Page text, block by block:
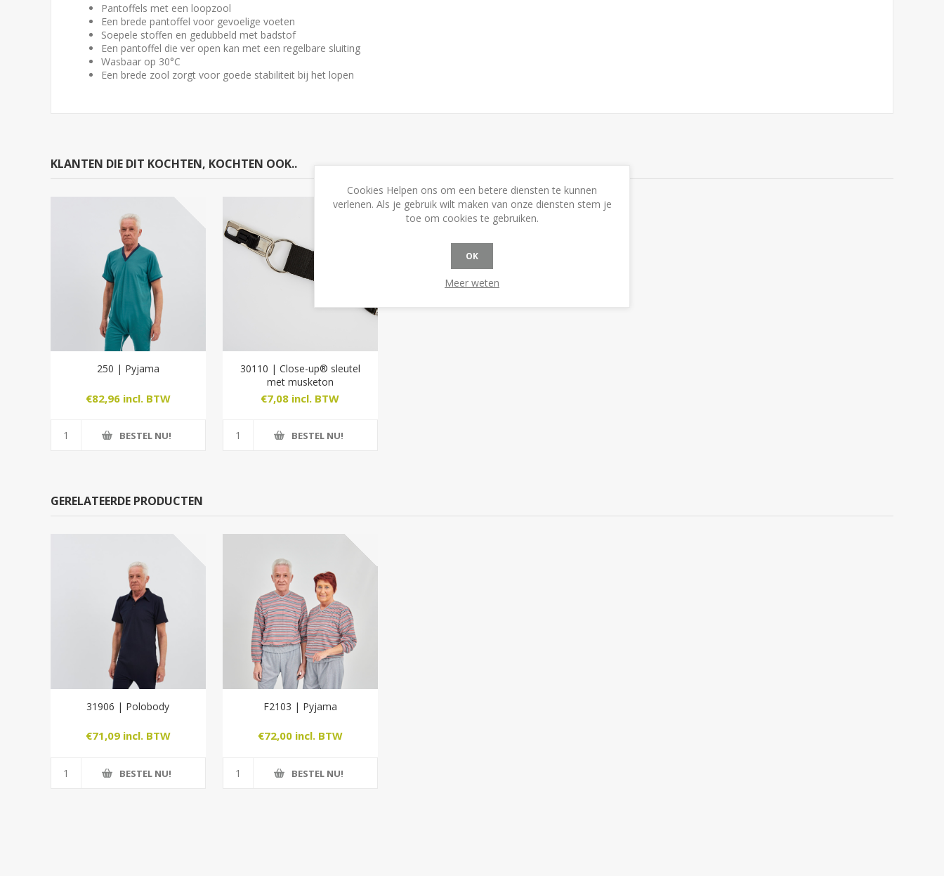
Pantoffels met een loopzool
Een brede pantoffel voor gevoelige voeten
Soepele stoffen en gedubbeld met badstof
Een pantoffel die ver open kan met een regelbare sluiting
Wasbaar op 30°C
Een brede zool zorgt voor goede stabiliteit bij het lopen
KLANTEN DIE DIT KOCHTEN, KOCHTEN OOK..
250 | Pyjama
€82,96 incl. BTW
BESTEL NU!
30110 | Close-up® sleutel
met musketon
€7,08 incl. BTW
BESTEL NU!
GERELATEERDE PRODUCTEN
31906 | Polobody
€71,09 incl. BTW
BESTEL NU!
F2103 | Pyjama
€72,00 incl. BTW
BESTEL NU!
Cookies Helpen ons om een betere diensten te kunnen
verlenen. Als je gebruik wilt maken van onze diensten stem je
toe om cookies te gebruiken.
OK
Meer weten